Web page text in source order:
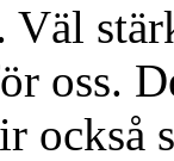
oss.
också